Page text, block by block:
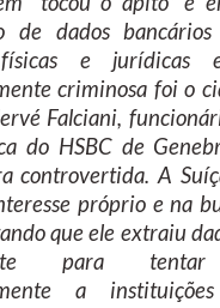
de dados
físicas e jurídicas
criminosa foi o
Falciani,
do HSBC de
controvertida. A
próprio e na
que ele extraiu
para tentar
a